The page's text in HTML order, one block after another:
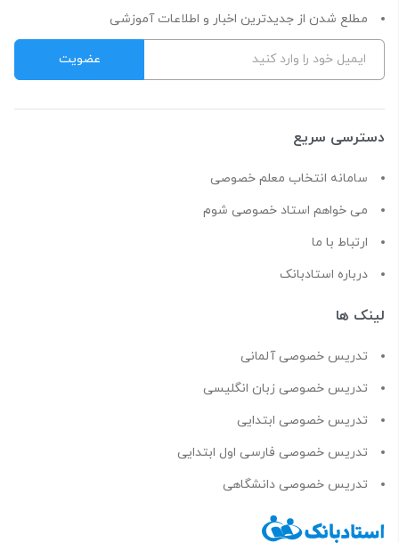
مطلع شدن از جدیدترین اخبار و اطلاعات آموزشی
دسترسی سریع
سامانه انتخاب معلم خصوصی
می خواهم استاد خصوصی شوم
ارتباط با ما
درباره استادبانک
لینک ها
تدریس خصوصی آلمانی
تدریس خصوصی زبان انگلیسی
تدریس خصوصی ابتدایی
تدریس خصوصی فارسی اول ابتدایی
تدریس خصوصی دانشگاهی